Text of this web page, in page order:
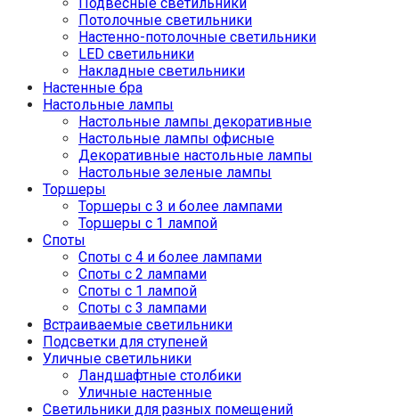
Потолочные светильники
Настенно-потолочные светильники
LED светильники
Накладные светильники
Настенные бра
Настольные лампы
Настольные лампы декоративные
Настольные лампы офисные
Декоративные настольные лампы
Настольные зеленые лампы
Торшеры
Торшеры с 3 и более лампами
Торшеры с 1 лампой
Споты
Споты с 4 и более лампами
Споты с 2 лампами
Споты с 1 лампой
Споты с 3 лампами
Встраиваемые светильники
Подсветки для ступеней
Уличные светильники
Ландшафтные столбики
Уличные настенные
Светильники для разных помещений